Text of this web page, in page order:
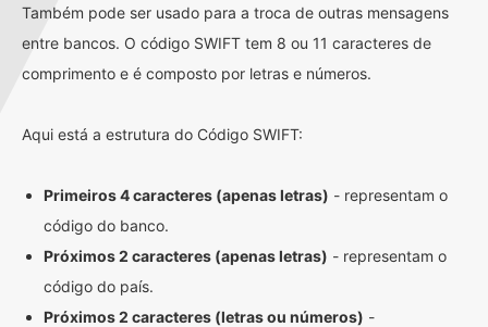
Também pode ser usado para a troca de outras mensagens
entre bancos. O código SWIFT tem 8 ou 11 caracteres de
comprimento e é composto por letras e números.
Aqui está a estrutura do Código SWIFT:
Primeiros 4 caracteres (apenas letras) - representam o
código do banco.
Próximos 2 caracteres (apenas letras) - representam o
código do país.
Próximos 2 caracteres (letras ou números) -